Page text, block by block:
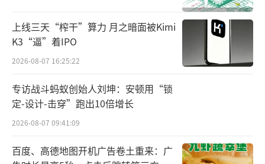
年报数据显示，2023年，时代天使达成的
总案例数达24.5万，同比增长33.2%。其中，
国内案例21.2万，同比增长15.3%，而国际市
场案例数达3.3万例，占整体案例的13.5%。也
就是说，国际市场案例数增长成为了公司案例
总数增长的重要动力。
元，同比增长16.2%。其中，国内市场收入13.
上线三天“榨干”算力 月之暗面被Kimi
K3“逼”着IPO
2026-08-07 16:25:22
专访战斗蚂蚁创始人刘坤：安顿用“锁
定-设计-击穿”跑出10倍增长
2026-08-07 09:41:09
百度、高德地图开机广告卷土重来：广